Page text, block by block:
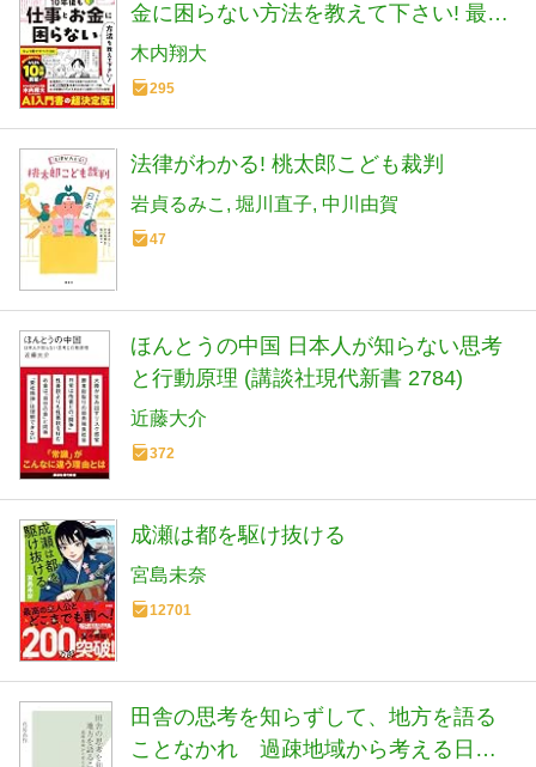
金に困らない方法を教えて下さい! 最悪
の未来でも自分だけが助かる本
木内翔大
295
法律がわかる! 桃太郎こども裁判
岩貞るみこ 堀川直子 中川由賀
47
ほんとうの中国 日本人が知らない思考
と行動原理 (講談社現代新書 2784)
近藤大介
372
成瀬は都を駆け抜ける
宮島未奈
12701
田舎の思考を知らずして、地方を語る
ことなかれ 過疎地域から考える日本